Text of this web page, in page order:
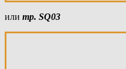
или тр. SQ03